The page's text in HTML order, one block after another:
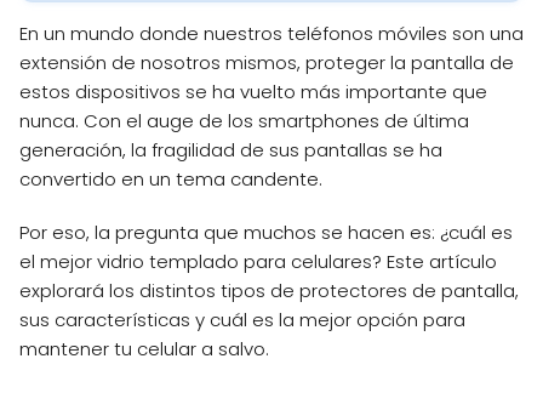
En un mundo donde nuestros teléfonos móviles son una
extensión de nosotros mismos, proteger la pantalla de
estos dispositivos se ha vuelto más importante que
nunca. Con el auge de los smartphones de última
generación, la fragilidad de sus pantallas se ha
convertido en un tema candente.
Por eso, la pregunta que muchos se hacen es: ¿cuál es
el mejor vidrio templado para celulares? Este artículo
explorará los distintos tipos de protectores de pantalla,
sus características y cuál es la mejor opción para
mantener tu celular a salvo.